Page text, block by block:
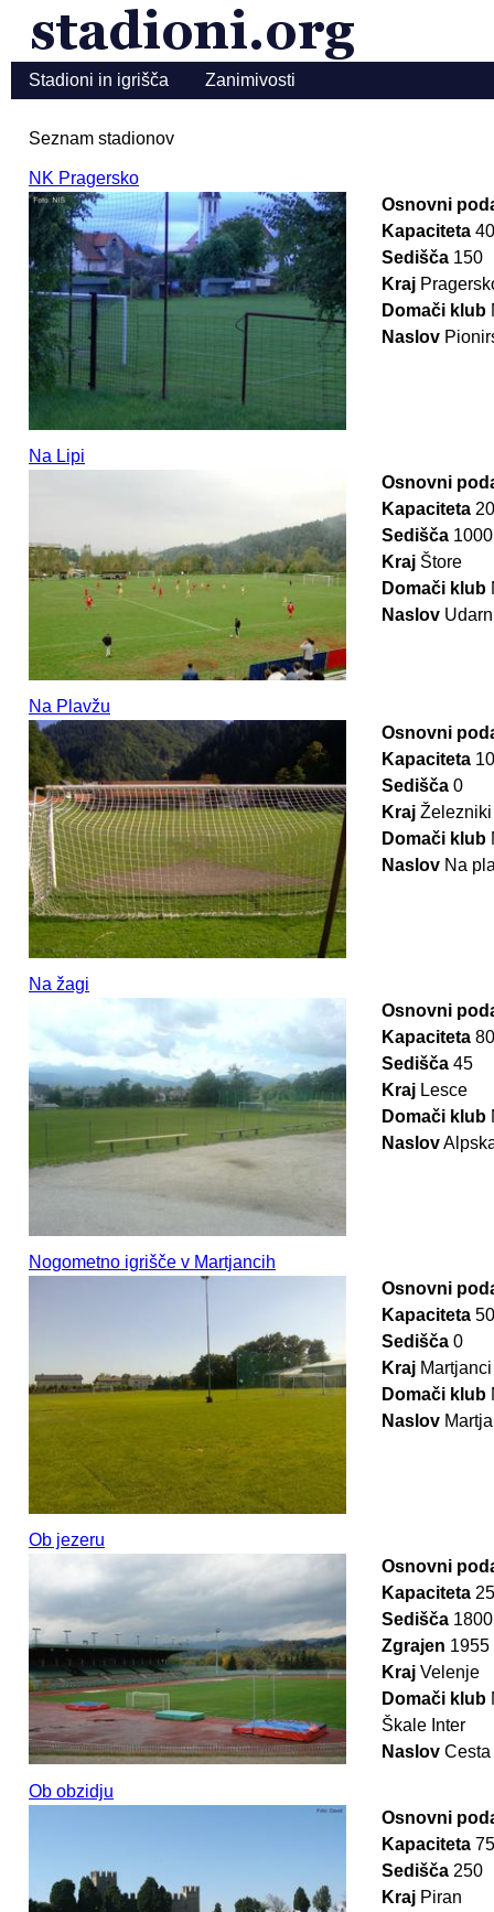
Stadioni in igrišča Zanimivosti
Seznam stadionov
NK Pragersko
Osnovni
Kapaciteta
Sedišča 150
Kraj
Domači klub
Naslov
Na Lipi
Osnovni
Kapaciteta
Sedišča 1000
Kraj Štore
Domači klub
Naslov
Na Plavžu
Osnovni
Kapaciteta
Sedišča 0
Kraj Železniki
Domači klub
Naslov Na
Na žagi
Osnovni
Kapaciteta
Sedišča 45
Kraj Lesce
Domači klub
Naslov
Nogometno igrišče v Martjancih
Osnovni
Kapaciteta
Sedišča 0
Kraj Martjanci
Domači klub
Naslov
Ob jezeru
Osnovni
Kapaciteta
Sedišča 1800
Zgrajen 1955
Kraj Velenje
Domači klub
Škale Inter
Naslov
Ob obzidju
Osnovni
Kapaciteta
Sedišča 250
Kraj Piran